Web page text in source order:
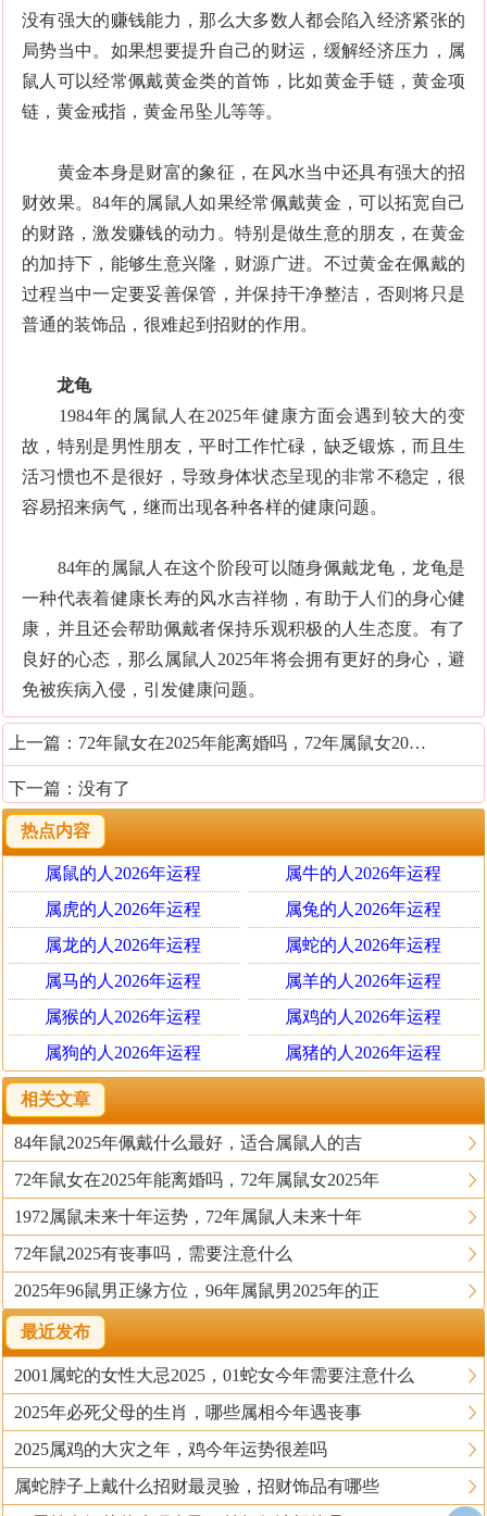
没有强大的赚钱能力，那么大多数人都会陷入经济紧张的
局势当中。如果想要提升自己的财运，缓解经济压力，属
鼠人可以经常佩戴黄金类的首饰，比如黄金手链，黄金项
链，黄金戒指，黄金吊坠儿等等。
黄金本身是财富的象征，在风水当中还具有强大的招
财效果。84年的属鼠人如果经常佩戴黄金，可以拓宽自己
的财路，激发赚钱的动力。特别是做生意的朋友，在黄金
的加持下，能够生意兴隆，财源广进。不过黄金在佩戴的
过程当中一定要妥善保管，并保持干净整洁，否则将只是
普通的装饰品，很难起到招财的作用。
龙龟
1984年的属鼠人在2025年健康方面会遇到较大的变
故，特别是男性朋友，平时工作忙碌，缺乏锻炼，而且生
活习惯也不是很好，导致身体状态呈现的非常不稳定，很
容易招来病气，继而出现各种各样的健康问题。
84年的属鼠人在这个阶段可以随身佩戴龙龟，龙龟是
一种代表着健康长寿的风水吉祥物，有助于人们的身心健
康，并且还会帮助佩戴者保持乐观积极的人生态度。有了
良好的心态，那么属鼠人2025年将会拥有更好的身心，避
免被疾病入侵，引发健康问题。
上一篇： 72年鼠女在2025年能离婚吗，72年属鼠女2025年婚姻运势
下一篇：没有了
热点内容
属鼠的人2026年运程
属牛的人2026年运程
属虎的人2026年运程
属兔的人2026年运程
属龙的人2026年运程
属蛇的人2026年运程
属马的人2026年运程
属羊的人2026年运程
属猴的人2026年运程
属鸡的人2026年运程
属狗的人2026年运程
属猪的人2026年运程
相关文章
84年鼠2025年佩戴什么最好，适合属鼠人的吉
72年鼠女在2025年能离婚吗，72年属鼠女2025年
1972属鼠未来十年运势，72年属鼠人未来十年
72年鼠2025有丧事吗，需要注意什么
2025年96鼠男正缘方位，96年属鼠男2025年的正
最近发布
2001属蛇的女性大忌2025，01蛇女今年需要注意什么
2025年必死父母的生肖，哪些属相今年遇丧事
2025属鸡的大灾之年，鸡今年运势很差吗
属蛇脖子上戴什么招财最灵验，招财饰品有哪些